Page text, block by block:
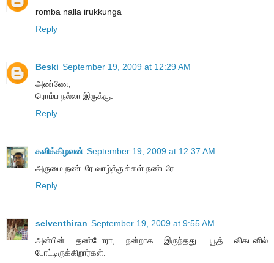
romba nalla irukkunga
Reply
Beski September 19, 2009 at 12:29 AM
அண்ணே,
ரொம்ப நல்லா இருக்கு.
Reply
கவிக்கிழவன் September 19, 2009 at 12:37 AM
அருமை நண்பரே வாழ்த்துக்கள் நண்பரே
Reply
selventhiran September 19, 2009 at 9:55 AM
அன்பின் தண்டோரா, நன்றாக இருந்தது. யூத் விகடனில்
போட்டிருக்கிறார்கள்.